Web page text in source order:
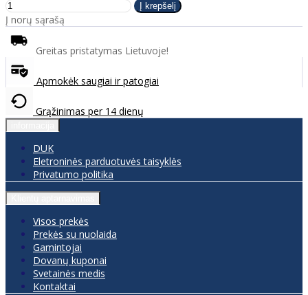
Į norų sąrašą
Greitas pristatymas Lietuvoje!
Apmokėk saugiai ir patogiai
Grąžinimas per 14 dienų
DUK
Eletroninės parduotuvės taisyklės
Privatumo politika
Visos prekės
Prekės su nuolaida
Gamintojai
Dovanų kuponai
Svetainės medis
Kontaktai